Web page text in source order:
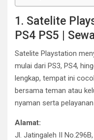
1. Satelite
PS4 PS5 |
Satelite Playstation
mulai dari PS3, PS4,
lengkap, tempat ini
bersama teman atau
nyaman serta
Alamat:
Jl. Jatingaleh II